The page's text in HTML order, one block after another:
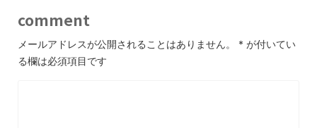
comment
メールアドレスが公開されることはありません。 * が付いてい
る欄は必須項目です